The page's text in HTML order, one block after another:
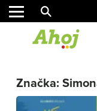
Značka: